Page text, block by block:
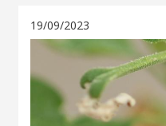
19/09/2023